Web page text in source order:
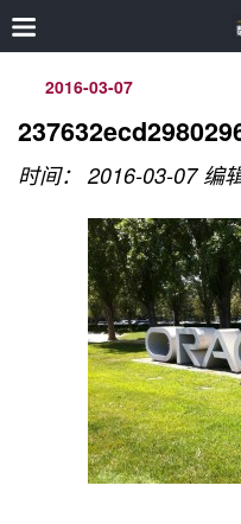
2016-03-07
时间： 2016-03-07 编